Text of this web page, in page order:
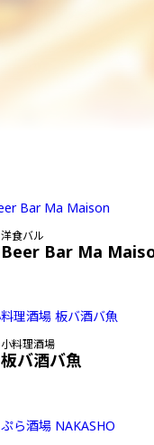
洋食バル
Beer Bar Ma
小料理酒場
板バ酒バ魚